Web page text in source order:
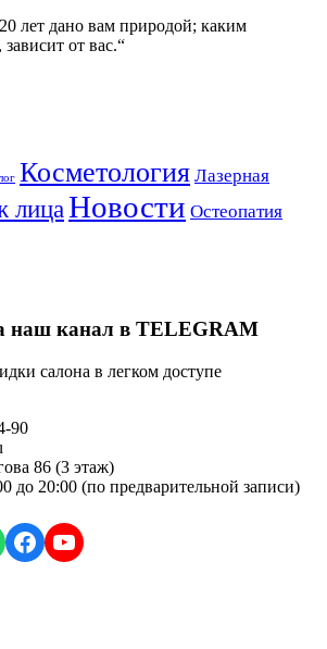
лет дано вам природой; каким
от вас.“
Косметология Лазерная
лицаНовости Остеопатия
наш канал в TELEGRAM
салона в легком доступе
90
86 (3 этаж)
до 20:00 (по предварительной записи)
Facebook
YouTube